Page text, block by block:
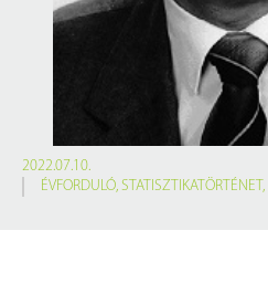
2022.07.10.
ÉVFORDULÓ, STATISZTIKATÖRTÉNET,